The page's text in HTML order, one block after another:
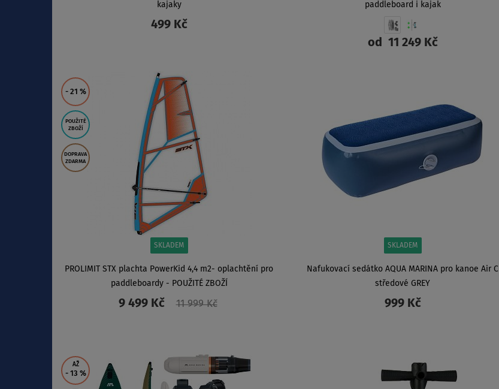
kajaky
499 Kč
paddleboard i kajak
od 11 249 Kč
- 21 %
POUŽITÉ
ZBOŽÍ
DOPRAVA
ZDARMA
SKLADEM
PROLIMIT STX plachta PowerKid 4,4 m2- oplachtění pro
paddleboardy - POUŽITÉ ZBOŽÍ
9 499 Kč 11 999 Kč
SKLADEM
Nafukovací sedátko AQUA MARINA pro kanoe Air C
středové GREY
999 Kč
AŽ
- 13 %